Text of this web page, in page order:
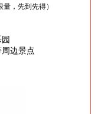
量，先到先得）
边景点